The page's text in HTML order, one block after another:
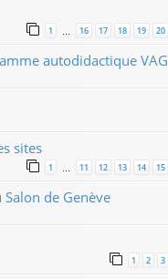
1 16 17 18 19 20
autodidactique VAG
sites
1 11 12 13 14 15
Salon de Genève
1 2 3